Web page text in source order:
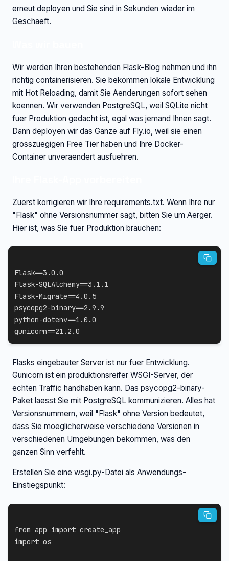
erneut deployen und Sie sind in Sekunden wieder im
Geschaeft.
Wir werden Ihren bestehenden Flask-Blog nehmen und ihn
richtig containerisieren. Sie bekommen lokale Entwicklung
mit Hot Reloading, damit Sie Aenderungen sofort sehen
koennen. Wir verwenden PostgreSQL, weil SQLite nicht
fuer Produktion gedacht ist, egal was jemand Ihnen sagt.
Dann deployen wir das Ganze auf Fly.io, weil sie einen
grosszuegigen Free Tier haben und Ihre Docker-
Container unveraendert ausfuehren.
Zuerst korrigieren wir Ihre requirements.txt. Wenn Ihre nur
"Flask" ohne Versionsnummer sagt, bitten Sie um Aerger.
Hier ist, was Sie fuer Produktion brauchen:
Flask==3.0.0
Flask-SQLAlchemy==3.1.1
Flask-Migrate==4.0.5
psycopg2-binary==2.9.9
python-dotenv==1.0.0
gunicorn==21.2.0
Flasks eingebauter Server ist nur fuer Entwicklung.
Gunicorn ist ein produktionsreifer WSGI-Server, der
echten Traffic handhaben kann. Das psycopg2-binary-
Paket laesst Sie mit PostgreSQL kommunizieren. Alles hat
Versionsnummern, weil "Flask" ohne Version bedeutet,
dass Sie moeglicherweise verschiedene Versionen in
verschiedenen Umgebungen bekommen, was den
ganzen Sinn verfehlt.
Erstellen Sie eine wsgi.py-Datei als Anwendungs-
Einstiegspunkt:
from app import
import os